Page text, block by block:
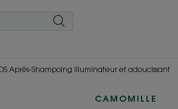
Après-Shampoing illuminateur et adoucissant
CAMOMILLE